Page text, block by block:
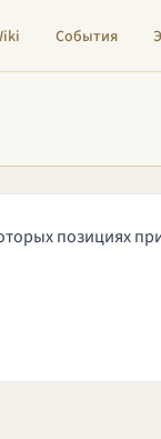
События
позициях